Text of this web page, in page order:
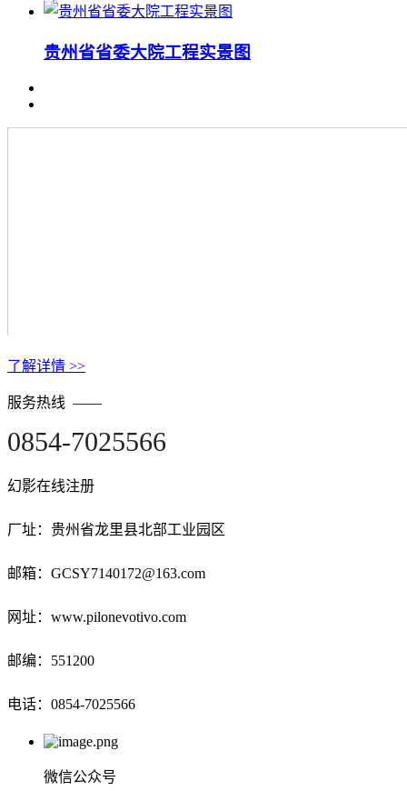
贵州省省委大院工程实景图
了解详情 >>
服务热线 ——
0854-7025566
幻影在线注册
厂址：贵州省龙里县北部工业园区
邮箱：GCSY7140172@163.com
网址：www.pilonevotivo.com
邮编：551200
电话：0854-7025566
微信公众号